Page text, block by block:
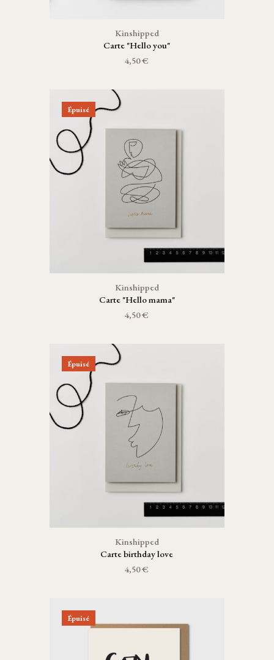
Kinshipped
Carte "Hello you"
4,50 €
Épuisé
Kinshipped
Carte "Hello mama"
4,50 €
Épuisé
Kinshipped
Carte birthday love
4,50 €
Épuisé